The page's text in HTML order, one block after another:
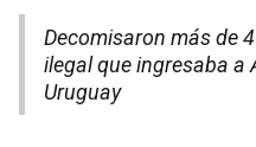
Decomisaron más de
ilegal que ingresaba a
Uruguay